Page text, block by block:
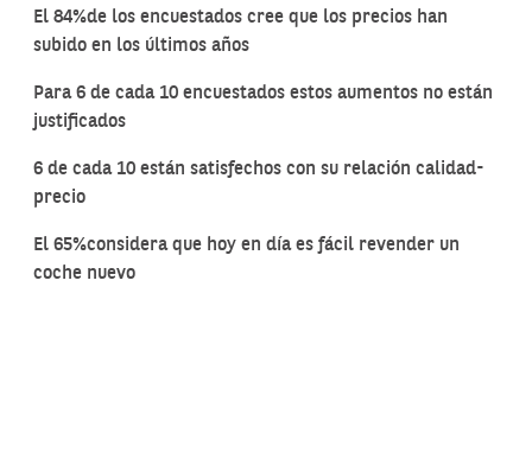
El 84%de los encuestados cree que los precios han
subido en los últimos años
Para 6 de cada 10 encuestados estos aumentos no están
justificados
6 de cada 10 están satisfechos con su relación calidad-
precio
El 65%considera que hoy en día es fácil revender un
coche nuevo